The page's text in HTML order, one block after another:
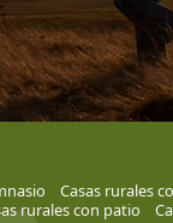
Casas rurales
rurales con patio